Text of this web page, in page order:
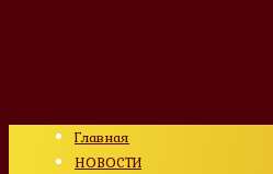
Главная
НОВОСТИ